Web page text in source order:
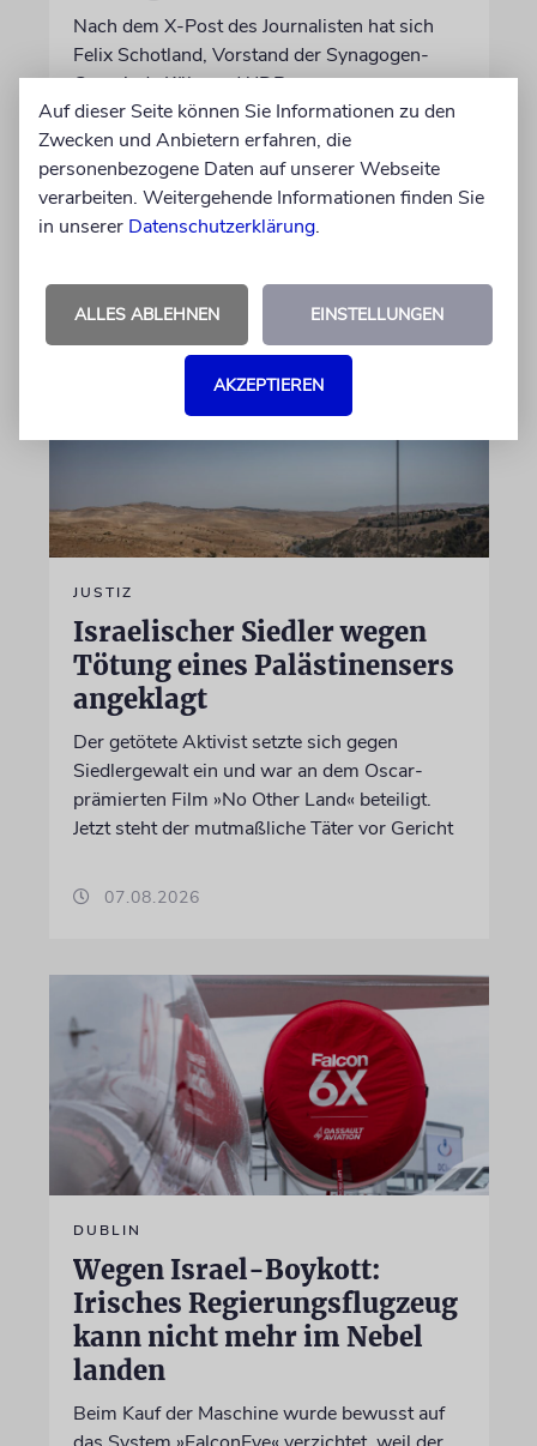
Nach dem X-Post des Journalisten hat sich
Felix Schotland, Vorstand der Synagogen-
Gemeinde Köln, an WDR-
Programmdirektorin Andrea Schafarczyk
gewandt. Wir dokumentieren das Schreiben
im Wortlaut
von Felix Schotland
JUSTIZ
Israelischer Siedler wegen
Tötung eines Palästinensers
angeklagt
Der getötete Aktivist setzte sich gegen
Siedlergewalt ein und war an dem Oscar-
prämierten Film »No Other Land« beteiligt.
Jetzt steht der mutmaßliche Täter vor Gericht
07.08.2026
DUBLIN
Wegen Israel-Boykott:
Irisches Regierungsflugzeug
kann nicht mehr im Nebel
landen
Beim Kauf der Maschine wurde bewusst auf
Auf dieser Seite können Sie Informationen zu den
Zwecken und Anbietern erfahren, die
personenbezogene Daten auf unserer Webseite
verarbeiten. Weitergehende Informationen finden Sie
in unserer Datenschutzerklärung.
ALLES ABLEHNEN EINSTELLUNGEN
AKZEPTIEREN